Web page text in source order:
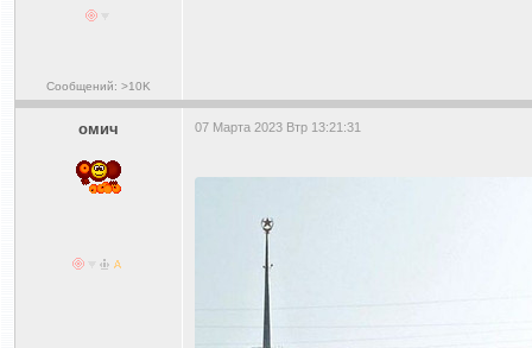
Сообщений: >10K
омич 07 Марта 2023 Втр 13:21:31